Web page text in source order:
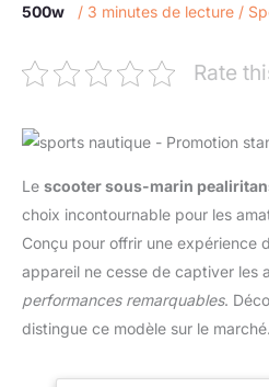
500w
/ 3 minutes de lecture /
Rate
Le scooter sous-marin
choix incontournable pour les
Conçu pour offrir une expérience
appareil ne cesse de captiver les
performances remarquables.
distingue ce modèle sur le marché.